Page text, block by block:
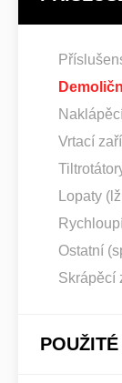
Vrtací
Lopaty
Ostatní
Skrápěcí